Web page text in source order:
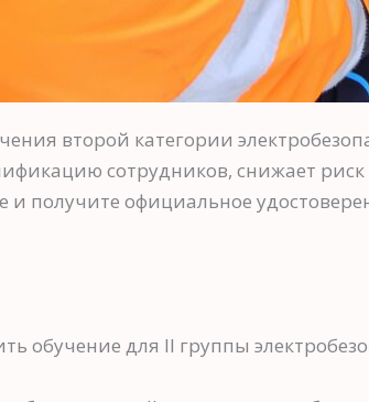
второй категории
сотрудников, снижает
и получите официальное
обучение для II группы